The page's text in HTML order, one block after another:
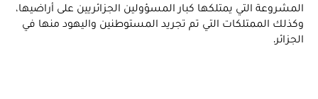
المشروعة التي يمتلكها كبار المسؤولين الجزائريين على أراضيها،
وكذلك الممتلكات التي تم تجريد المستوطنين واليهود منها في
الجزائر.